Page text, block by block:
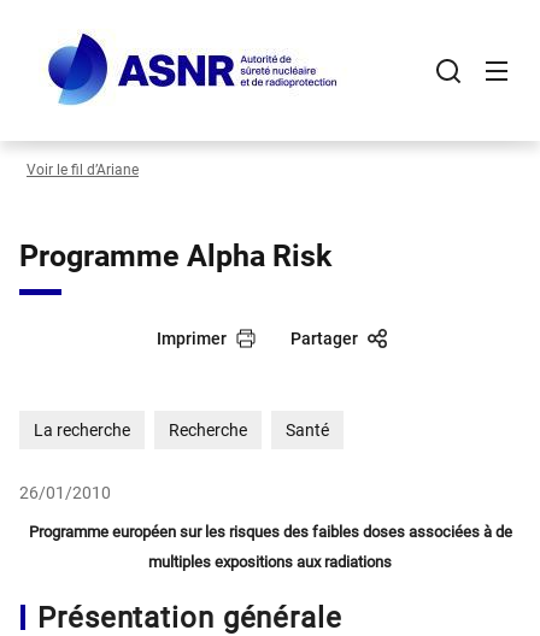
contenu
principal
Voir le fil d’Ariane
Programme Alpha Risk
Imprimer Partager
La recherche Recherche Santé
26/01/2010
Programme européen sur les risques des faibles doses associées à de
multiples expositions aux radiations
Présentation générale